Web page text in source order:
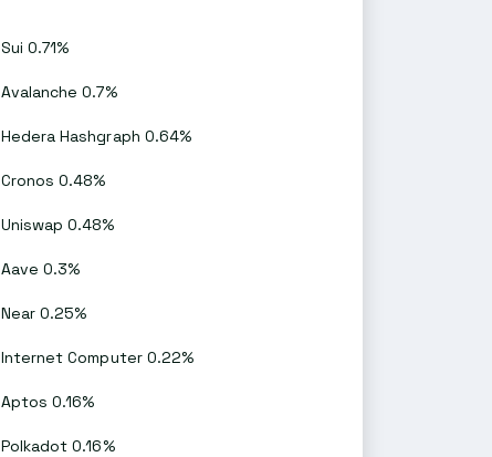
Sui 0.71%
Avalanche 0.7%
Hedera Hashgraph 0.64%
Cronos 0.48%
Uniswap 0.48%
Aave 0.3%
Near 0.25%
Internet Computer 0.22%
Aptos 0.16%
Polkadot 0.16%